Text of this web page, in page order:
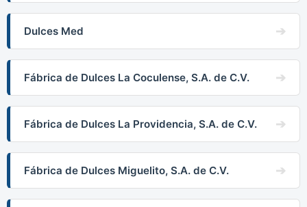
Dulces Med
Fábrica de Dulces La Coculense, S.A. de C.V.
Fábrica de Dulces La Providencia, S.A. de C.V.
Fábrica de Dulces Miguelito, S.A. de C.V.